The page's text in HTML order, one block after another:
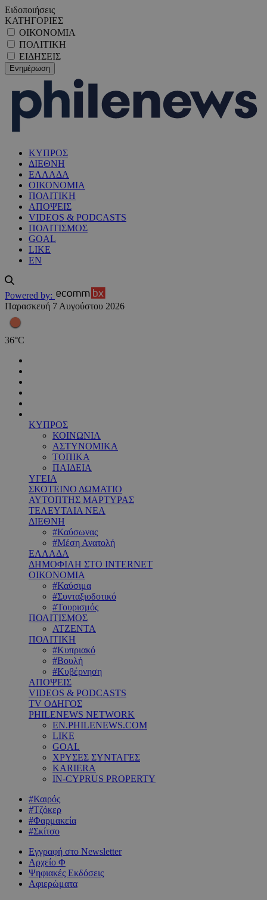
Ειδοποιήσεις
ΚΑΤΗΓΟΡΙΕΣ
ΟΙΚΟΝΟΜΙΑ
ΠΟΛΙΤΙΚΗ
ΕΙΔΗΣΕΙΣ
ΚΥΠΡΟΣ
ΔΙΕΘΝΗ
ΕΛΛΑΔΑ
ΟΙΚΟΝΟΜΙΑ
ΠΟΛΙΤΙΚΗ
ΑΠΟΨΕΙΣ
VIDEOS & PODCASTS
ΠΟΛΙΤΙΣΜΟΣ
GOAL
LIKE
EN
Powered by:
Παρασκευή 7 Αυγούστου 2026
36°C
ΚΥΠΡΟΣ
ΚΟΙΝΩΝΙΑ
ΑΣΤΥΝΟΜΙΚΑ
ΤΟΠΙΚΑ
ΠΑΙΔΕΙΑ
ΥΓΕΙΑ
ΣΚΟΤΕΙΝΟ ΔΩΜΑΤΙΟ
ΑΥΤΟΠΤΗΣ ΜΑΡΤΥΡΑΣ
ΤΕΛΕΥΤΑΙΑ ΝΕΑ
ΔΙΕΘΝΗ
#Καύσωνας
#Μέση Ανατολή
ΕΛΛΑΔΑ
ΔΗΜΟΦΙΛΗ ΣΤΟ INTERNET
ΟΙΚΟΝΟΜΙΑ
#Καύσιμα
#Συνταξιοδοτικό
#Τουρισμός
ΠΟΛΙΤΙΣΜΟΣ
ΑΤΖΕΝΤΑ
ΠΟΛΙΤΙΚΗ
#Κυπριακό
#Βουλή
#Κυβέρνηση
ΑΠΟΨΕΙΣ
VIDEOS & PODCASTS
TV ΟΔΗΓΟΣ
PHILENEWS NETWORK
EN.PHILENEWS.COM
LIKE
GOAL
ΧΡΥΣΕΣ ΣΥΝΤΑΓΕΣ
KARIERA
IN-CYPRUS PROPERTY
#Καιρός
#Τζόκερ
#Φαρμακεία
#Σκίτσο
Εγγραφή στο Newsletter
Αρχείο Φ
Ψηφιακές Εκδόσεις
Αφιερώματα